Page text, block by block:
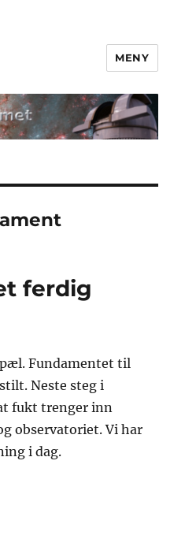
MENY
ferdig
Fundamentet til
Neste steg i
fukt trenger inn
observatoriet. Vi har
i dag.